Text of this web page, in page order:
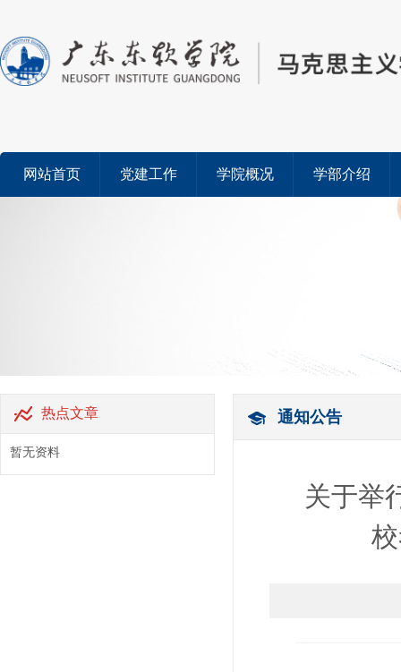
网站首页 党建工作 学院概况 学部介绍
热点文章
暂无资料
通知公告
关于举